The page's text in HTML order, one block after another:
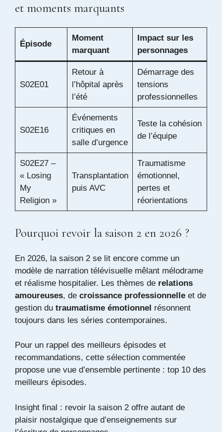
et moments marquants
Épisode
Moment
marquant
Impact sur les
personnages
S02E01
Retour à
l’hôpital après
l’été
Démarrage des
tensions
professionnelles
S02E16
Événements
critiques en
salle d’urgence
Teste la cohésion
de l’équipe
S02E27 –
« Losing
My
Religion »
Transplantation
puis AVC
Traumatisme
émotionnel,
pertes et
réorientations
Pourquoi revoir la saison 2 en 2026 ?
En 2026, la saison 2 se lit encore comme un
modèle de narration télévisuelle mêlant mélodrame
et réalisme hospitalier. Les thèmes de relations
amoureuses, de croissance professionnelle et de
gestion du traumatisme émotionnel résonnent
toujours dans les séries contemporaines.
Pour un rappel des meilleurs épisodes et
recommandations, cette sélection commentée
propose une vue d’ensemble pertinente : top 10 des
meilleurs épisodes.
Insight final : revoir la saison 2 offre autant de
plaisir nostalgique que d’enseignements sur